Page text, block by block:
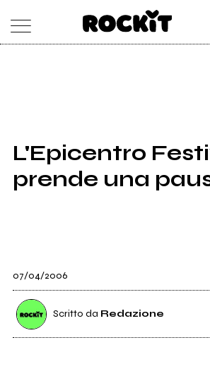
SHOP
RADIO
L'Epicentro
prende una
07/04/2006
Scritto da Redazione